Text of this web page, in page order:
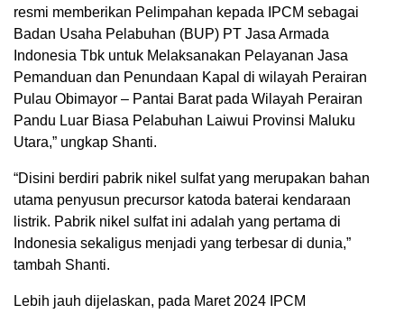
resmi memberikan Pelimpahan kepada IPCM sebagai
Badan Usaha Pelabuhan (BUP) PT Jasa Armada
Indonesia Tbk untuk Melaksanakan Pelayanan Jasa
Pemanduan dan Penundaan Kapal di wilayah Perairan
Pulau Obimayor – Pantai Barat pada Wilayah Perairan
Pandu Luar Biasa Pelabuhan Laiwui Provinsi Maluku
Utara,” ungkap Shanti.
“Disini berdiri pabrik nikel sulfat yang merupakan bahan
utama penyusun precursor katoda baterai kendaraan
listrik. Pabrik nikel sulfat ini adalah yang pertama di
Indonesia sekaligus menjadi yang terbesar di dunia,”
tambah Shanti.
Lebih jauh dijelaskan, pada Maret 2024 IPCM